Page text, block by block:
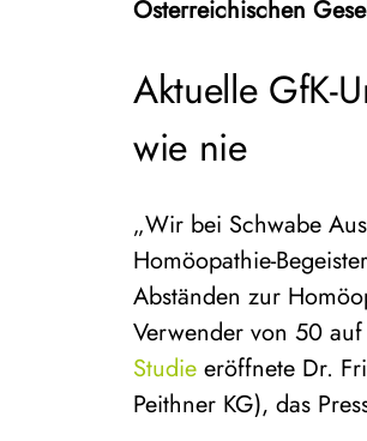
Österreichischen
Aktuelle GfK-
wie nie
„Wir bei Schwabe
Homöopathie-
Abständen zur
Verwender von 50
Studie eröffnete Dr.
Peithner KG), das